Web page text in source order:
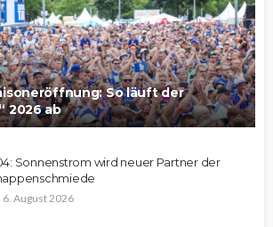
So läuft der
2026 ab
Sonnenstrom wird neuer Partner der
6. August 2026